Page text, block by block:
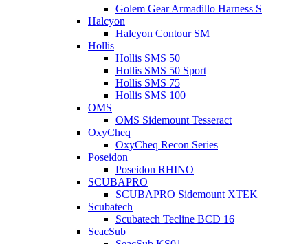
Golem Gear Armadillo Harness S
Halcyon
Halcyon Contour SM
Hollis
Hollis SMS 50
Hollis SMS 50 Sport
Hollis SMS 75
Hollis SMS 100
OMS
OMS Sidemount Tesseract
OxyCheq
OxyCheq Recon Series
Poseidon
Poseidon RHINO
SCUBAPRO
SCUBAPRO Sidemount XTEK
Scubatech
Scubatech Tecline BCD 16
SeacSub